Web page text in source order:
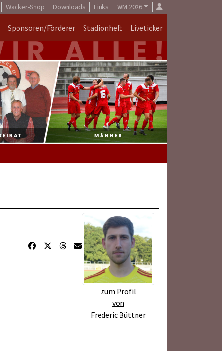
Wacker-Shop Downloads Links WM 2026
Sponsoren/Förderer Stadionheft Liveticker
zum Profil
von
Frederic Büttner